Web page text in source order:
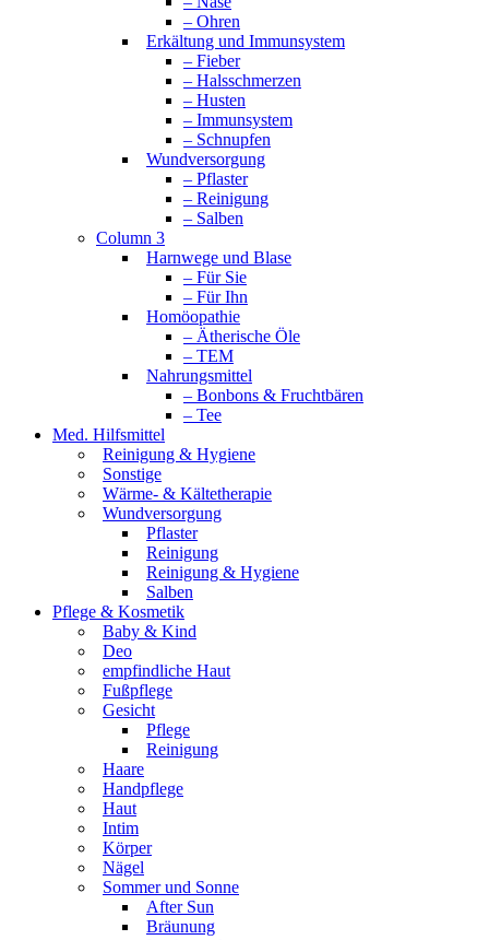
– Ohren
Erkältung und Immunsystem
– Fieber
– Halsschmerzen
– Husten
– Immunsystem
– Schnupfen
Wundversorgung
– Pflaster
– Reinigung
– Salben
Column 3
Harnwege und Blase
– Für Sie
– Für Ihn
Homöopathie
– Ätherische Öle
– TEM
Nahrungsmittel
– Bonbons & Fruchtbären
– Tee
Med. Hilfsmittel
Reinigung & Hygiene
Sonstige
Wärme- & Kältetherapie
Wundversorgung
Pflaster
Reinigung
Reinigung & Hygiene
Salben
Pflege & Kosmetik
Baby & Kind
Deo
empfindliche Haut
Fußpflege
Gesicht
Pflege
Reinigung
Haare
Handpflege
Haut
Intim
Körper
Nägel
Sommer und Sonne
After Sun
Bräunung